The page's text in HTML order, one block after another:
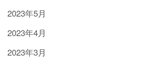
2023年5月
2023年4月
2023年3月